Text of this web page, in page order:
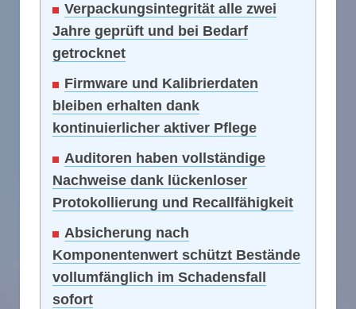
Verpackungsintegrität alle zwei
Jahre geprüft und bei Bedarf
getrocknet
Firmware und Kalibrierdaten
bleiben erhalten dank
kontinuierlicher aktiver Pflege
Auditoren haben vollständige
Nachweise dank lückenloser
Protokollierung und Recallfähigkeit
Absicherung nach
Komponentenwert schützt Bestände
vollumfänglich im Schadensfall
sofort